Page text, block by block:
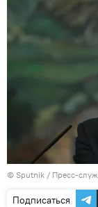
© Sputnik / Пресс-
Подписаться